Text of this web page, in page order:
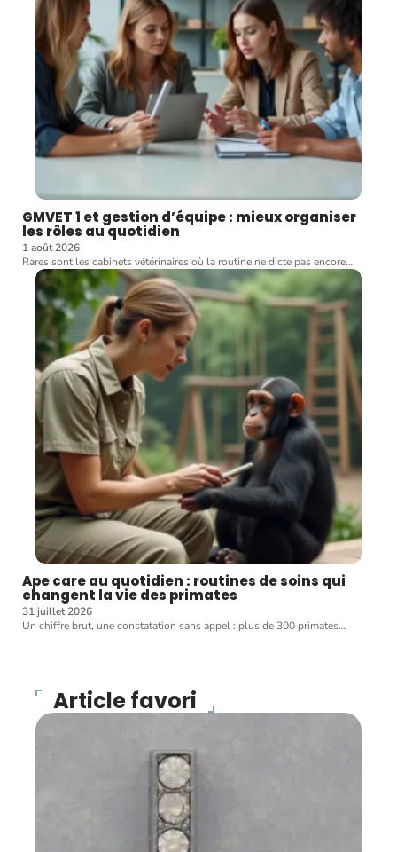
GMVET 1 et gestion d’équipe : mieux organiser
les rôles au quotidien
1 août 2026
Rares sont les cabinets vétérinaires où la routine ne dicte pas encore…
Ape care au quotidien : routines de soins qui
changent la vie des primates
31 juillet 2026
Un chiffre brut, une constatation sans appel : plus de 300 primates…
Article favori